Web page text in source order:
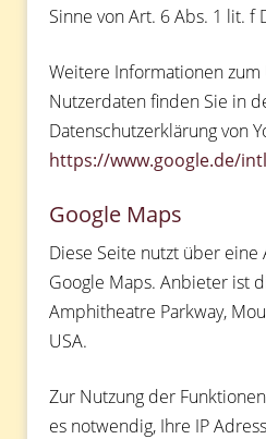
Sinne von Art. 6 Abs. 1 lit. f
Weitere Informationen zum
Nutzerdaten finden Sie in
Datenschutzerklärung von
https://www.google.de/
Google Maps
Diese Seite nutzt über eine
Google Maps. Anbieter ist
Amphitheatre Parkway,
USA.
Zur Nutzung der
es notwendig, Ihre IP